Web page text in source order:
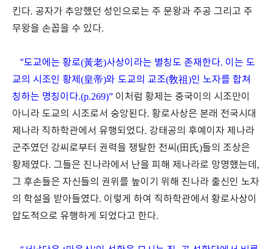
킨다. 공자가 추앙했던 성인으로는 주 문왕과 주공 그리고 주
무왕을 손꼽을 수 있다.
“도교에는 황로(黃老)사상이라는 별칭도 존재한다. 이는 도
교의 시조인 황제 (皇帝)와 도교의 교조(敎祖)인 노자를 합쳐
칭하는 명칭이다.(p.269)” 이처럼 황제는 중국이의 시조만이
아니라 도교의 시조로서 숭앙된다. 황로사상은 본래 전국시대
제나라 직하학관에서 유행되었다. 강태공의 후예이자 제나라
군주였던 강씨로부터 권력을 쟁탈한 전씨 (田氏)들의 조상은
황제였다. 그들은 진나라에서 난을 피해 제나라로 망명했는데 ,
그 후손들은 자신들의 권위를 높이기 위해 진나라 출신인 노자
의 학설을 받아들였다. 이렇게 하여 직하학관에서 황로사상이
압도적으로 유행하게 되었다고 한다.